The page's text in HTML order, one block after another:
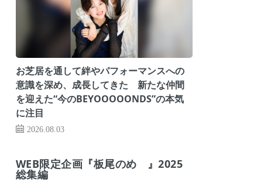
お芝居を通して絆やパフォーマンスへの
意識を深め、成長してきた 新たな仲間
を迎えた“今のBEYOOOOONDS”の本気
に注目
2026.08.03
WEB限定企画『板尾のめ゙』2025
総集編